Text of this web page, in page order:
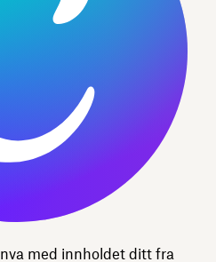
med innholdet ditt fra